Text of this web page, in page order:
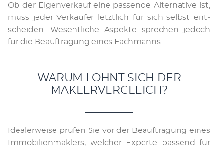
Ob der Ei­gen­ver­kauf eine pas­sen­de Al­ter­na­ti­ve ist,
muss je­der Ver­käu­fer letzt­lich für sich selbst ent­
schei­den. Wesent­li­che Aspek­te spre­chen jedoch
für die Be­auf­tra­gung eines Fach­manns.
WARUM LOHNT SICH DER
MAKLERVERGLEICH?
Idealer­wei­se prü­fen Sie vor der Be­auf­tra­gung eines
Im­mo­bi­li­en­mak­lers, wel­cher Ex­per­te pas­send für